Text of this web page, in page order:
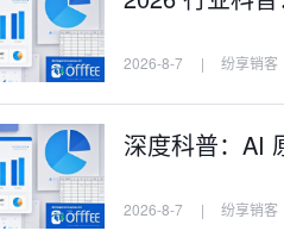
2026-8-7 | 纷享销客
深度科普：AI
2026-8-7 | 纷享销客